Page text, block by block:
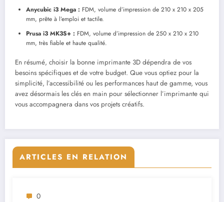
Anycubic i3 Mega : FDM, volume d’impression de 210 x 210 x 205
mm, prête à l’emploi et tactile.
Prusa i3 MK3S+ : FDM, volume d’impression de 250 x 210 x 210
mm, très fiable et haute qualité.
En résumé, choisir la bonne imprimante 3D dépendra de vos
besoins spécifiques et de votre budget. Que vous optiez pour la
simplicité, l’accessibilité ou les performances haut de gamme, vous
avez désormais les clés en main pour sélectionner l’imprimante qui
vous accompagnera dans vos projets créatifs.
ARTICLES EN RELATION
0